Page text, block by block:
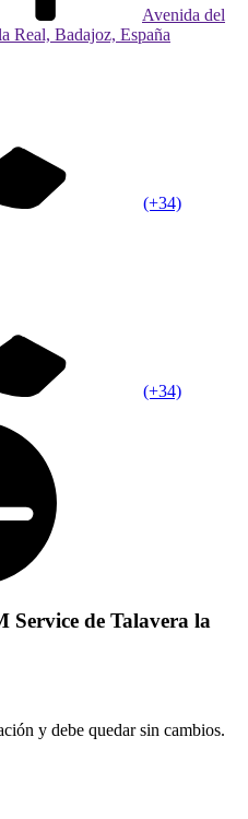
Avenida del
Real, Badajoz, España
(+34)
(+34)
Service de Talavera la
y debe quedar sin cambios.